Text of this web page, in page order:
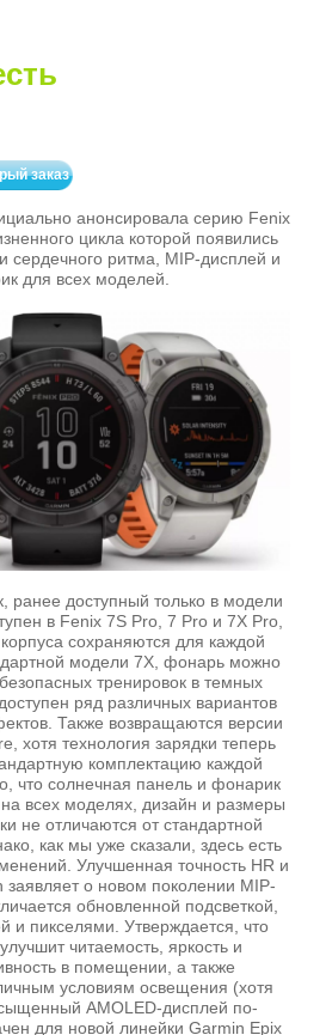
заказ
анонсировала серию Fenix
цикла которой появились
сердечного ритма, MIP-дисплей и
для всех моделей.
ранее доступный только в модели
в Fenix 7S Pro, 7 Pro и 7X Pro,
сохраняются для каждой
модели 7X, фонарь можно
тренировок в темных
ряд различных вариантов
Также возвращаются версии
хотя технология зарядки теперь
комплектацию каждой
что солнечная панель и фонарик
на всех моделях, дизайн и размеры
не отличаются от стандартной
как мы уже сказали, здесь есть
Улучшенная точность HR и
о новом поколении MIP-
обновленной подсветкой,
и пикселями. Утверждается, что
читаемость, яркость и
в помещении, а также
условиям освещения (хотя
AMOLED-дисплей по-
для новой линейки Garmin Epix